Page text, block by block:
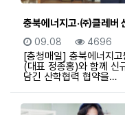
충북에너지고·㈜클레버
등록일
09.08 조회
4696
[충청매일] 충북에너지
(대표 정종홍)와 함께 신
담긴 산학협력 협약을…